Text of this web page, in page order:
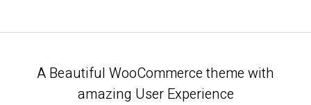
A Beautiful WooCommerce theme with
amazing User Experience